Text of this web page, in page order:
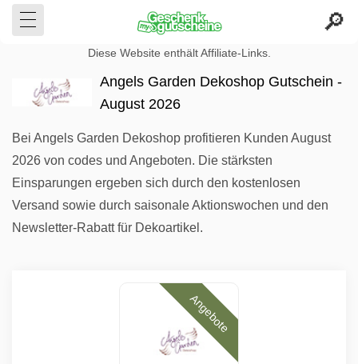
Diese Website enthält Affiliate-Links.
Angels Garden Dekoshop Gutschein -
August 2026
Bei Angels Garden Dekoshop profitieren Kunden August
2026 von codes und Angeboten. Die stärksten
Einsparungen ergeben sich durch den kostenlosen
Versand sowie durch saisonale Aktionswochen und den
Newsletter-Rabatt für Dekoartikel.
Angebote